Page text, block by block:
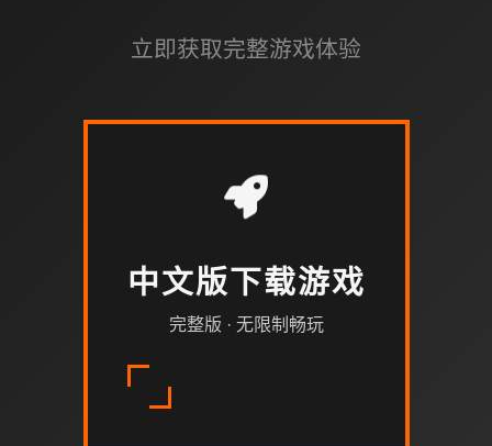
立即获取完整游戏体验
中文版下载游戏
完整版 · 无限制畅玩